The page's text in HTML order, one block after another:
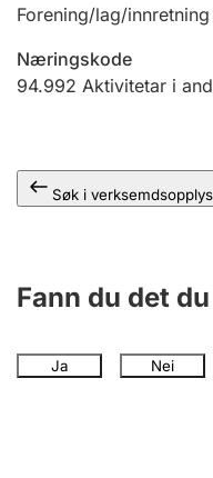
Forening/lag/innretning
Næringskode
94.992 Aktivitetar i
Søk i
Fann du det
Ja Nei